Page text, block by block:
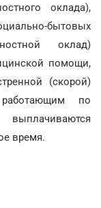
оклада),
бытовых
оклад)
помощи,
(скорой)
по
время.